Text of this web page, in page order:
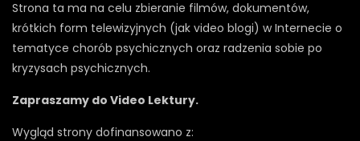
Strona ta ma na celu zbieranie filmów, dokumentów,
krótkich form telewizyjnych (jak video blogi) w Internecie o
tematyce chorób psychicznych oraz radzenia sobie po
kryzysach psychicznych.
Zapraszamy do Video Lektury.
Wygląd strony dofinansowano z: